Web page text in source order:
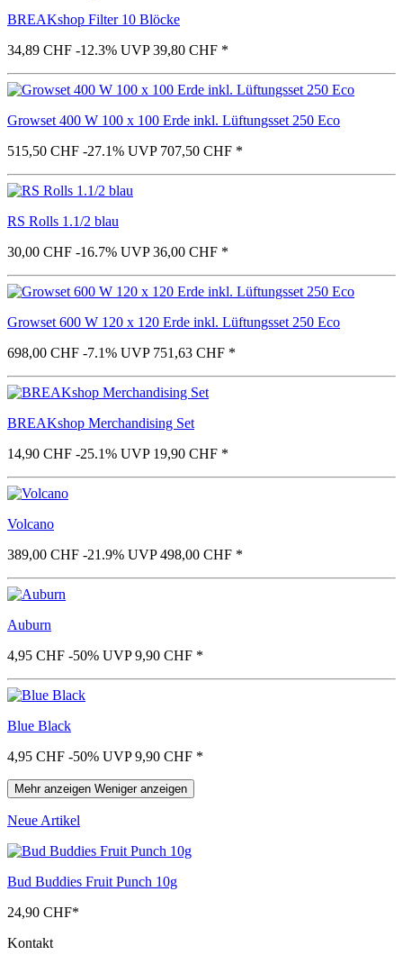
BREAKshop Filter 10 Blöcke
34,89 CHF -12.3% UVP 39,80 CHF *
Growset 400 W 100 x 100 Erde inkl. Lüftungsset 250 Eco
515,50 CHF -27.1% UVP 707,50 CHF *
RS Rolls 1.1/2 blau
30,00 CHF -16.7% UVP 36,00 CHF *
Growset 600 W 120 x 120 Erde inkl. Lüftungsset 250 Eco
698,00 CHF -7.1% UVP 751,63 CHF *
BREAKshop Merchandising Set
14,90 CHF -25.1% UVP 19,90 CHF *
Volcano
389,00 CHF -21.9% UVP 498,00 CHF *
Auburn
4,95 CHF -50% UVP 9,90 CHF *
Blue Black
4,95 CHF -50% UVP 9,90 CHF *
Mehr anzeigen Weniger anzeigen
Neue Artikel
Bud Buddies Fruit Punch 10g
24,90 CHF*
Kontakt